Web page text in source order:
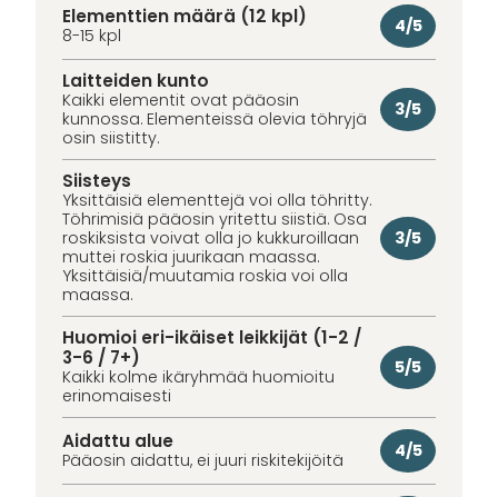
Elementtien määrä (12 kpl)
8-15 kpl 4/5
Laitteiden kunto
Kaikki elementit ovat pääosin
kunnossa. Elementeissä olevia töhryjä
osin siistitty.
3/5
Siisteys
Yksittäisiä elementtejä voi olla töhritty.
Töhrimisiä pääosin yritettu siistiä. Osa
roskiksista voivat olla jo kukkuroillaan
muttei roskia juurikaan maassa.
Yksittäisiä/muutamia roskia voi olla
maassa.
3/5
Huomioi eri-ikäiset leikkijät (1-2 /
3-6 / 7+)
Kaikki kolme ikäryhmää huomioitu
erinomaisesti
5/5
Aidattu alue
Pääosin aidattu, ei juuri riskitekijöitä 4/5